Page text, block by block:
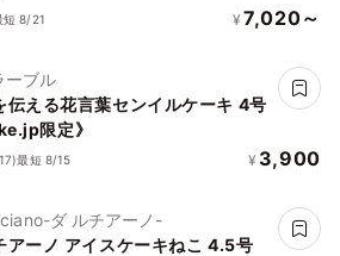
短 8/21 ¥ 7,020～
ーブル
伝える花言葉センイルケーキ 4号
限定》
最短 8/15 ¥ 3,900
ダ ルチアーノ-
アーノ アイスケーキねこ 4.5号